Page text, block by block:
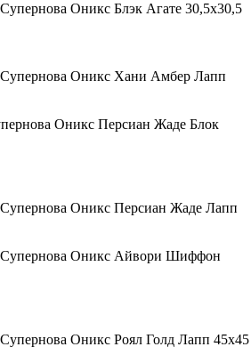
Оникс Блэк Агате 30,5х30,5
Оникс Хани Амбер Лапп
Оникс Персиан Жаде Блок
Оникс Персиан Жаде Лапп
Супернова Оникс Айвори Шиффон
Оникс Роял Голд Лапп 45х45